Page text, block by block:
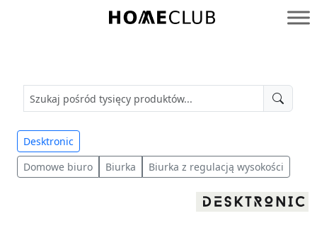
Homeclub
Desktronic
Domowe biuro
Biurka Biurka z regulacją wysokości